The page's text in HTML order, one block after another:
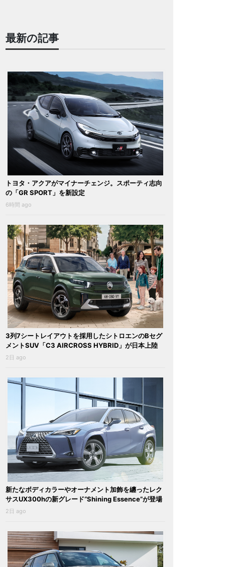
最新の記事
トヨタ・アクアがマイナーチェンジ。スポーティ志向
の「GR SPORT」を新設定
6時間 ago
3列7シートレイアウトを採用したシトロエンのBセグ
メントSUV「C3 AIRCROSS HYBRID」が日本上陸
2日 ago
新たなボディカラーやオーナメント加飾を纏ったレク
サスUX300hの新グレード“Shining Essence”が登場
2日 ago